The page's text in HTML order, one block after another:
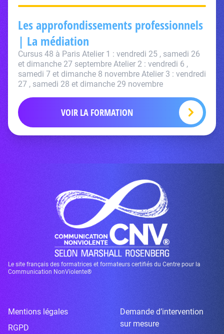
Les approfondissements professionnels
| La médiation
Cursus 48 à Paris Atelier 1 : vendredi 25 , samedi 26
et dimanche 27 septembre Atelier 2 : vendredi 6 ,
samedi 7 et dimanche 8 novembre Atelier 3 : vendredi
27 , samedi 28 et dimanche 29 novembre
VOIR LA FORMATION
Le site français des formatrices et formateurs certifiés du Centre pour la
Communication NonViolente®
Mentions légales
RGPD
Demande d’intervention
sur mesure